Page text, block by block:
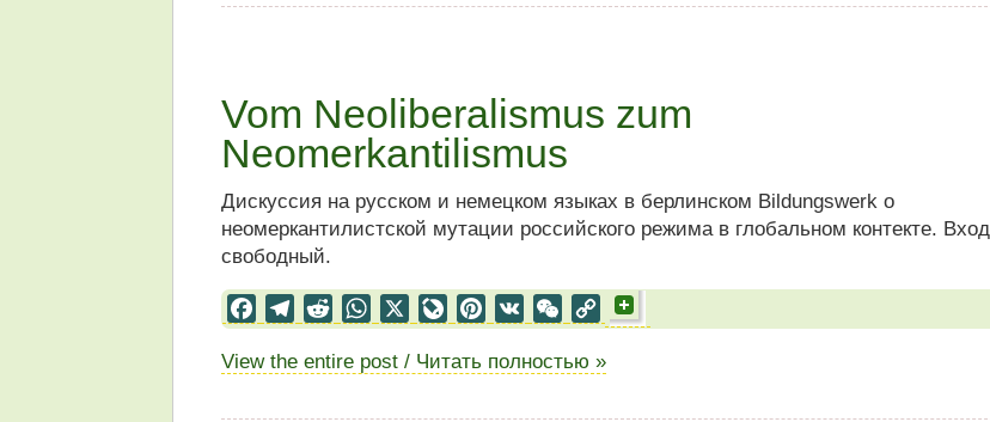
Vom Neoliberalismus zum
Neomerkantilismus
Дискуссия на русском и немецком языках в берлинском Bildungswerk о
неомеркантилистской мутации российского режима в глобальном контекте. Вход
свободный.
FacebookTelegramRedditWhatsApp LiveJournal
Pinterest
VK WeChat
Copy
View the entire post / Читать полностью »